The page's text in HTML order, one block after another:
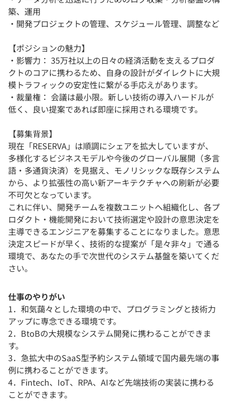
築、運用
・開発プロジェクトの管理、スケジュール管理、調整など
【ポジションの魅力】
・影響力： 35万社以上の日々の経済活動を支えるプロダ
クトのコアに携わるため、自身の設計がダイレクトに大規
模トラフィックの安定性に繋がる手応えがあります。
・裁量権： 会議は最小限。新しい技術の導入ハードルが
低く、良い提案であれば即座に採用される環境です。
【募集背景】
現在「RESERVA」は順調にシェアを拡大していますが、
多様化するビジネスモデルや今後のグローバル展開（多言
語・多通貨決済）を見据え、モノリシックな既存システム
から、より拡張性の高い新アーキテクチャへの刷新が必要
不可欠となっています。
これに伴い、開発チームを複数ユニットへ組織化し、各プ
ロダクト・機能開発において技術選定や設計の意思決定を
主導できるエンジニアを募集することになりました。意思
決定スピードが早く、技術的な提案が「是々非々」で通る
環境で、あなたの手で次世代のシステム基盤を築いてくだ
さい。
仕事のやりがい
1．和気藹々とした環境の中で、プログラミングと技術力
アップに専念できる環境です。
2．BtoBの大規模なシステム開発に携わることができま
す。
3．急拡大中のSaaS型予約システム領域で国内最先端の事
例に携わることができます。
4．Fintech、IoT、RPA、AIなど先端技術の実装に携わる
ことができます。